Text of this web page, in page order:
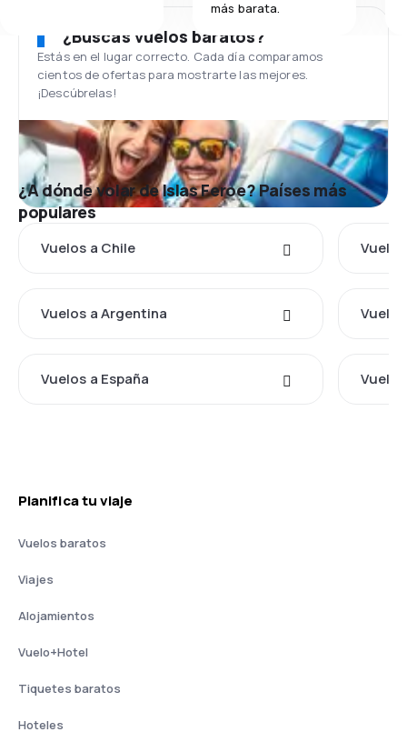
más barata.
¿Buscas vuelos baratos?
Estás en el lugar correcto. Cada día comparamos
cientos de ofertas para mostrarte las mejores.
¡Descúbrelas!
¿A dónde volar de Islas Feroe? Países más
populares
Vuelos a Chile
Vuelos a Argentina
Vuelos a España
Planifica tu viaje
Vuelos baratos
Viajes
Alojamientos
Vuelo+Hotel
Tiquetes baratos
Hoteles